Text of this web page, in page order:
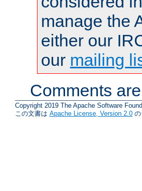
manage the
either our
our mailing
Comments
Copyright 2019 The Apache Software
この文書は Apache License, Version 2.0